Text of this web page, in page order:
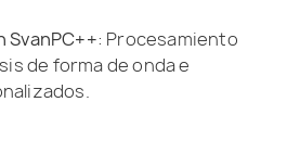
: Procesamiento
de forma de onda e